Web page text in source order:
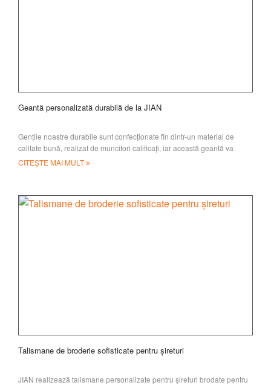
Geantă personalizată durabilă de la JIAN
Gențile noastre durabile sunt confecționate fin dintr-un material de
calitate bună, realizat de muncitori calificați, iar această geantă va
rezista ani de zile. Ai câștigat
CITEȘTE MAI MULT
Talismane de broderie sofisticate pentru șireturi
JIAN realizează talismane personalizate pentru șireturi brodate pentru